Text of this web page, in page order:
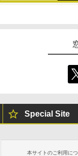
Special Site
本サイトのご利用に